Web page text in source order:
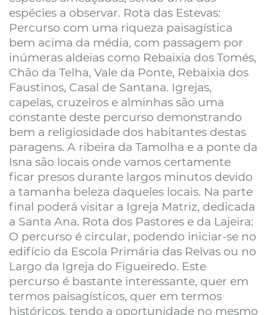
espécies a observar. Rota das Estevas:
Percurso com uma riqueza paisagística
bem acima da média, com passagem por
inúmeras aldeias como Rebaixia dos Tomés,
Chão da Telha, Vale da Ponte, Rebaixia dos
Faustinos, Casal de Santana. Igrejas,
capelas, cruzeiros e alminhas são uma
constante deste percurso demonstrando
bem a religiosidade dos habitantes destas
paragens. A ribeira da Tamolha e a ponte da
Isna são locais onde vamos certamente
ficar presos durante largos minutos devido
a tamanha beleza daqueles locais. Na parte
final poderá visitar a Igreja Matriz, dedicada
a Santa Ana. Rota dos Pastores e da Lajeira:
O percurso é circular, podendo iniciar-se no
edifício da Escola Primária das Relvas ou no
Largo da Igreja do Figueiredo. Este
percurso é bastante interessante, quer em
termos paisagísticos, quer em termos
históricos, tendo a oportunidade no mesmo